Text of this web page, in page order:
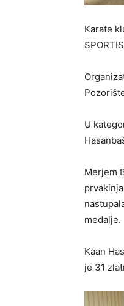
Karate
U
Merjem
medalje.
Kaan
je 31